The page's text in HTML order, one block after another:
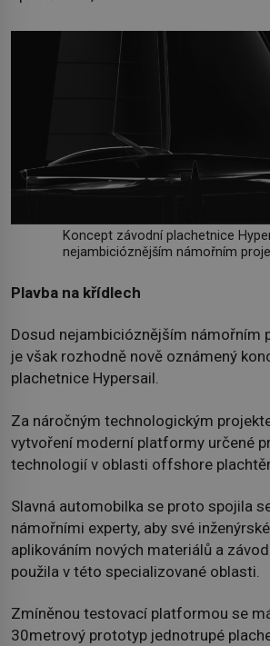
Koncept závodní plachetnice
nejambicióznějším námořním
Plavba na křídlech
Dosud nejambicióznějším námořním
je však rozhodně nově oznámený
plachetnice Hypersail.
Za náročným technologickým
vytvoření moderní platformy určené
technologií v oblasti offshore
Slavná automobilka se proto spojila
námořními experty, aby své
aplikováním nových materiálů a
použila v této specializované oblasti.
Zmíněnou testovací platformou se
30metrový prototyp jednotrupé